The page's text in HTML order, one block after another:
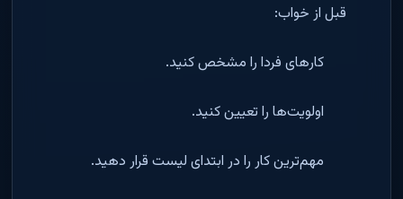
قبل از خواب:
کارهای فردا را مشخص کنید.
اولویت‌ها را تعیین کنید.
مهم‌ترین کار را در ابتدای لیست قرار دهید.